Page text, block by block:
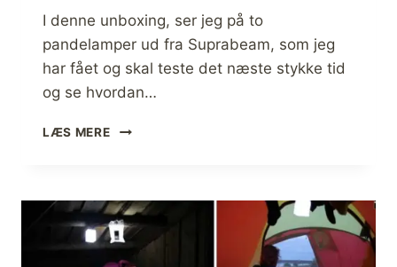
I denne unboxing, ser jeg på to
pandelamper ud fra Suprabeam, som jeg
har fået og skal teste det næste stykke tid
og se hvordan…
LÆS MEREP
E
L
A
M